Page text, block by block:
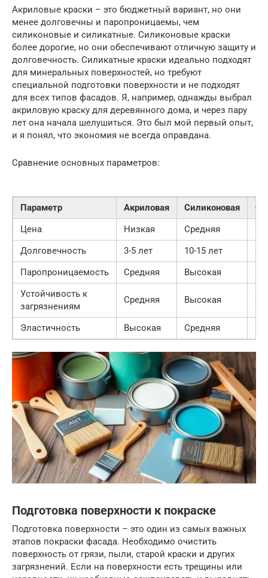
Акриловые краски – это бюджетный вариант, но они
менее долговечны и паропроницаемы, чем
силиконовые и силикатные. Силиконовые краски
более дорогие, но они обеспечивают отличную защиту и
долговечность. Силикатные краски идеально подходят
для минеральных поверхностей, но требуют
специальной подготовки поверхности и не подходят
для всех типов фасадов. Я, например, однажды выбрал
акриловую краску для деревянного дома, и через пару
лет она начала шелушиться. Это был мой первый опыт,
и я понял, что экономия не всегда оправдана.
Сравнение основных параметров:
Параметр Акриловая Силиконовая
Цена
Низкая Средняя
Долговечность
3-5 лет 10-15 лет
Паропроницаемость
Средняя Высокая
Устойчивость к
загрязнениям
Средняя Высокая
Эластичность Высокая Средняя
Подготовка поверхности к покраске
Подготовка поверхности – это один из самых важных
этапов покраски фасада. Необходимо очистить
поверхность от грязи, пыли, старой краски и других
загрязнений. Если на поверхности есть трещины или